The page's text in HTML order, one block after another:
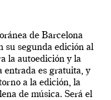
de Barcelona
su segunda edición al
la autoedición y la
entrada es gratuita, y
a la edición, la
de música. Será el